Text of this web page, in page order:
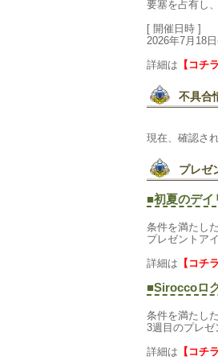
要塞を占有し
[開催日時]
2026年7月18
詳細は 【コチラ
不具合
現在、確認さ
プレゼ
■初夏のデイ
条件を満たし
プレゼントア
詳細は 【コチラ
■Siroccoロ
条件を満たし
3週目のプレゼ
詳細は 【コチラ